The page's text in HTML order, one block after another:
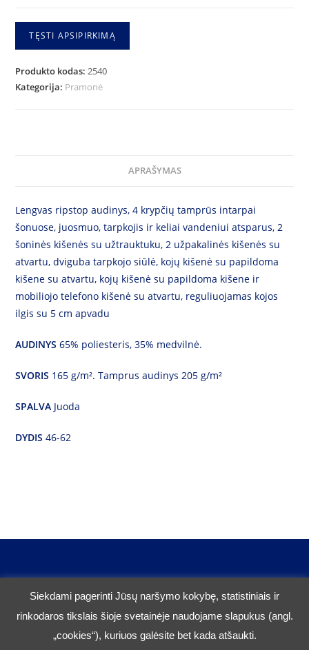
TĘSTI APSIPIRKIMĄ
Produkto kodas:2540
Kategorija: Pramonė
APRAŠYMAS
Lengvas ripstop audinys, 4 krypčių tamprūs intarpai
šonuose, juosmuo, tarpkojis ir keliai vandeniui atsparus, 2
šoninės kišenės su užtrauktuku, 2 užpakalinės kišenės su
atvartu, dviguba tarpkojo siūlė, kojų kišenė su papildoma
kišene su atvartu, kojų kišenė su papildoma kišene ir
mobiliojo telefono kišenė su atvartu, reguliuojamas kojos
ilgis su 5 cm apvadu
AUDINYS 65% poliesteris, 35% medvilnė.
SVORIS 165 g/m². Tamprus audinys 205 g/m²
SPALVA Juoda
DYDIS 46-62
info@siauresbanga.lt
Siekdami pagerinti Jūsų naršymo kokybę, statistiniais ir
rinkodaros tikslais šioje svetainėje naudojame slapukus (angl.
„cookies“), kuriuos galėsite bet kada atšaukti.